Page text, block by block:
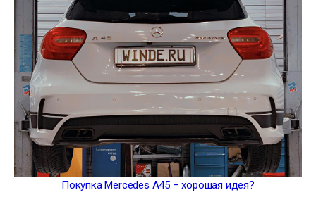
Покупка Mercedes A45 – хорошая идея?